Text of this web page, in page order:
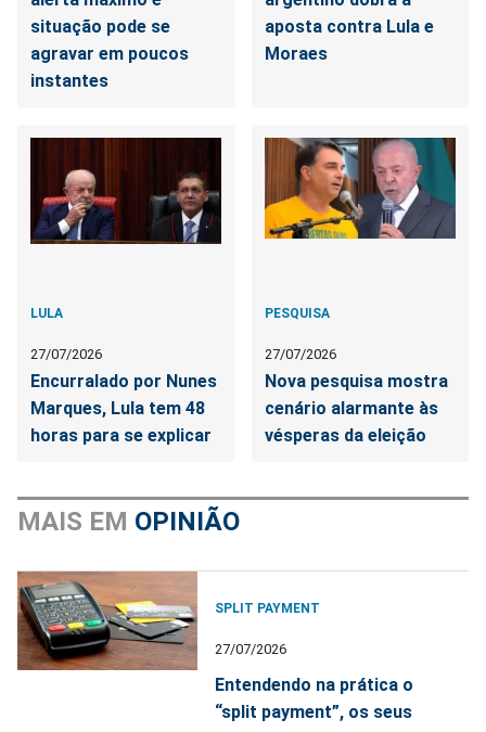
situação pode se
agravar em poucos
instantes
aposta contra Lula e
Moraes
LULA
27/07/2026
Encurralado por Nunes
Marques, Lula tem 48
horas para se explicar
PESQUISA
27/07/2026
Nova pesquisa mostra
cenário alarmante às
vésperas da eleição
MAIS EM OPINIÃO
SPLIT PAYMENT
27/07/2026
Entendendo na prática o
“split payment”, os seus